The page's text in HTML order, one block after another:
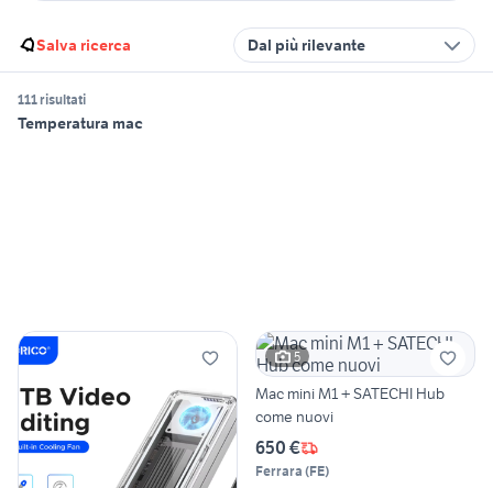
Salva ricerca Dal più rilevante
111 risultati
Temperatura mac
5
Mac mini M1 + SATECHI Hub
come nuovi
650 €
Ferrara (FE)